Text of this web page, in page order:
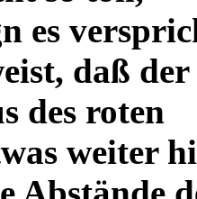
es
daß
des roten
weiter